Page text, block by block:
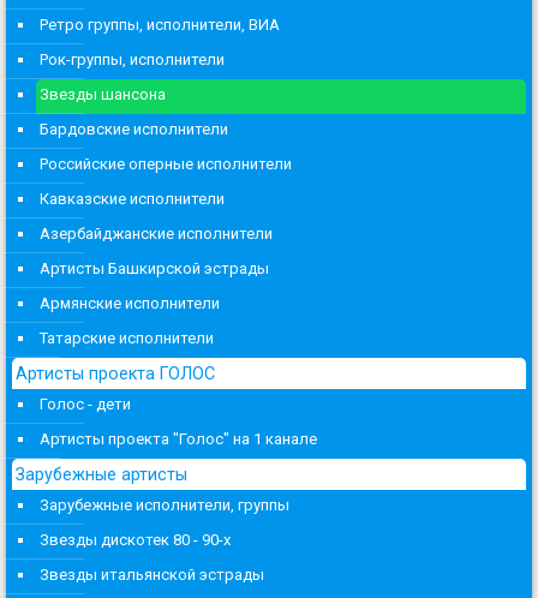
Ретро группы, исполнители, ВИА
Рок-группы, исполнители
Звезды шансона
Бардовские исполнители
Российские оперные исполнители
Кавказские исполнители
Азербайджанские исполнители
Артисты Башкирской эстрады
Армянские исполнители
Татарские исполнители
Артисты проекта ГОЛОС
Голос - дети
Артисты проекта "Голос" на 1 канале
Зарубежные артисты
Зарубежные исполнители, группы
Звезды дискотек 80 - 90-х
Звезды итальянской эстрады